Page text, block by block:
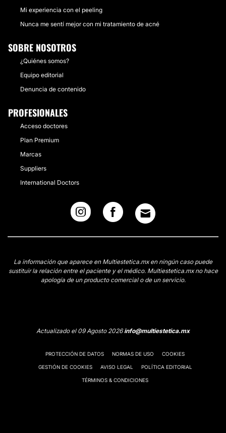
Mi experiencia con el peeling
Nunca me sentí mejor con mi tratamiento de acné
SOBRE NOSOTROS
¿Quiénes somos?
Equipo editorial
Denuncia de contenido
PROFESIONALES
Acceso doctores
Plan Premium
Marcas
Suppliers
International Doctors
La información que aparece en Multiestetica.mx en ningún caso puede
sustituir la relación entre el paciente y el médico. Multiestetica.mx no hace
apología de un producto comercial o de un servicio.
Actualizado el 09 Agosto 2026info@multiestetica.mx
PROTECCIÓN DE DATOS NORMAS DE USO COOKIES
GESTIÓN DE COOKIES AVISO LEGAL POLÍTICA EDITORIAL
TÉRMINOS & CONDICIONES